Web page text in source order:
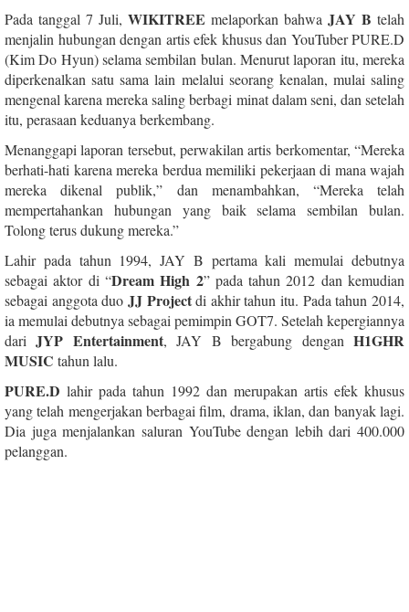
Pada tanggal 7 Juli, WIKITREE melaporkan bahwa JAY B telah
menjalin hubungan dengan artis efek khusus dan YouTuber PURE.D
(Kim Do Hyun) selama sembilan bulan. Menurut laporan itu, mereka
diperkenalkan satu sama lain melalui seorang kenalan, mulai saling
mengenal karena mereka saling berbagi minat dalam seni, dan setelah
itu, perasaan keduanya berkembang.
Menanggapi laporan tersebut, perwakilan artis berkomentar, “Mereka
berhati-hati karena mereka berdua memiliki pekerjaan di mana wajah
mereka dikenal publik,” dan menambahkan, “Mereka telah
mempertahankan hubungan yang baik selama sembilan bulan.
Tolong terus dukung mereka.”
Lahir pada tahun 1994, JAY B pertama kali memulai debutnya
sebagai aktor di “Dream High 2” pada tahun 2012 dan kemudian
sebagai anggota duo JJ Projectdi akhir tahun itu. Pada tahun 2014,
ia memulai debutnya sebagai pemimpin GOT7. Setelah kepergiannya
dariJYP Entertainment, JAY B bergabung denganH1GHR
MUSIC tahun lalu.
PURE.D lahir pada tahun 1992 dan merupakan artis efek khusus
yang telah mengerjakan berbagai film, drama, iklan, dan banyak lagi.
Dia juga menjalankan saluran YouTube dengan lebih dari 400.000
pelanggan.